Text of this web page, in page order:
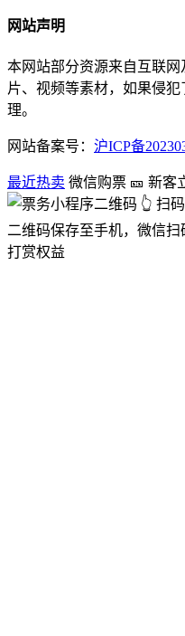
网站声明
本网站部分资源来自互联
片、视频等素材，如果侵
理。
网站备案号： 沪ICP备
最近热卖 微信购票 🎫 新客
👆 扫
二维码保存至手机，微信
打赏权益